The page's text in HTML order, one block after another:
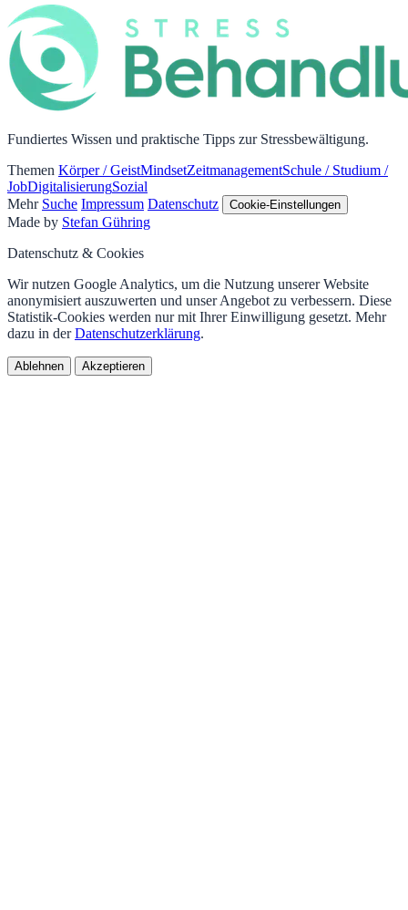
Fundiertes Wissen und praktische Tipps zur Stressbewältigung.
Themen Körper / GeistMindsetZeitmanagementSchule / Studium /
JobDigitalisierungSozial
Mehr Suche Impressum Datenschutz Cookie-Einstellungen
Made by Stefan Gühring
Datenschutz & Cookies
Wir nutzen Google Analytics, um die Nutzung unserer Website
anonymisiert auszuwerten und unser Angebot zu verbessern. Diese
Statistik-Cookies werden nur mit Ihrer Einwilligung gesetzt. Mehr
dazu in derDatenschutzerklärung.
Ablehnen Akzeptieren